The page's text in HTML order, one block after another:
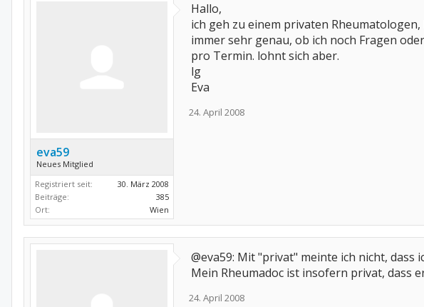
eva59
Neues Mitglied
Registriert seit:
30. März 2008
Beiträge:
385
Ort:
Wien
Hallo,
ich geh zu einem privaten
immer sehr genau, ob ich noch Fragen
pro Termin. lohnt sich aber.
lg
Eva
24. April 2008
@eva59: Mit "privat" meinte ich nicht, dass
Mein Rheumadoc ist insofern privat, dass
24. April 2008